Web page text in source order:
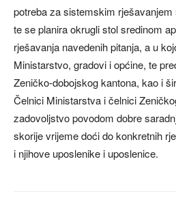
potreba za sistemskim
te se planira okrugli stol sredinom
rješavanja navedenih pitanja, a u
Ministarstvo, gradovi i općine, te
Zeničko-dobojskog kantona, kao i
Čelnici Ministarstva i čelnici
zadovoljstvo povodom dobre
skorije vrijeme doći do konkretnih
i njihove uposlenike i uposlenice.